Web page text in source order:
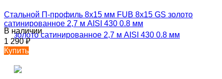
Стальной П-профиль 8х15 мм FUB 8х15 GS золото
сатинированное 2,7 м AISI 430 0.8 мм
В наличии
1 290₽
Купить